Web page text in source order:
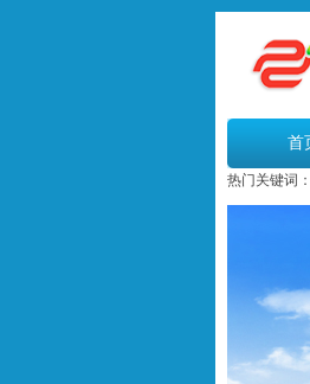
首
热门关键词：